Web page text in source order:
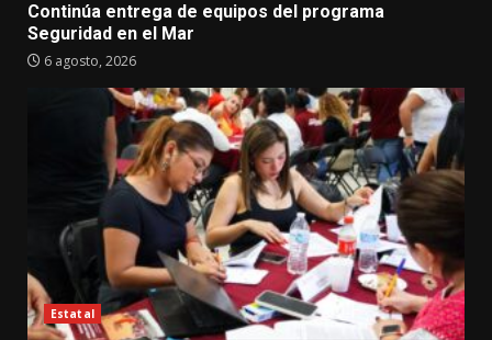
Continúa entrega de equipos del programa
Seguridad en el Mar
6 agosto, 2026
Estatal